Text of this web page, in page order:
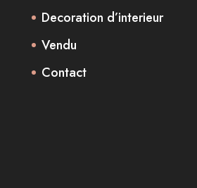
Decoration d’interieur
Vendu
Contact